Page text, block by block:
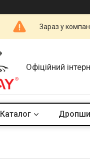
Зараз у
Офіційний
Каталог